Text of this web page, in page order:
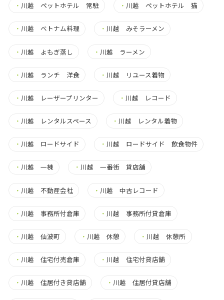
・ 川越 ペットホテル 常駐 ・ 川越 ペットホテル 猫
・ 川越 ベトナム料理 ・ 川越 みそラーメン
・ 川越 よもぎ蒸し ・ 川越 ラーメン
・ 川越 ランチ 洋食 ・ 川越 リユース着物
・ 川越 レーザープリンター ・ 川越 レコード
・ 川越 レンタルスペース ・ 川越 レンタル着物
・ 川越 ロードサイド ・ 川越 ロードサイド 飲食物件
・ 川越 一棟 ・ 川越 一番街 貸店舗
・ 川越 不動産会社 ・ 川越 中古レコード
・ 川越 事務所付倉庫 ・ 川越 事務所付貸倉庫
・ 川越 仙波町 ・ 川越 休憩 ・ 川越 休憩所
・ 川越 住宅付売倉庫 ・ 川越 住宅付貸店舗
・ 川越 住居付き貸店舗 ・ 川越 住居付貸店舗